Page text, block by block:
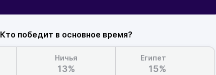
Кто победит в основное время?
Ничья
13%
Египет
15%